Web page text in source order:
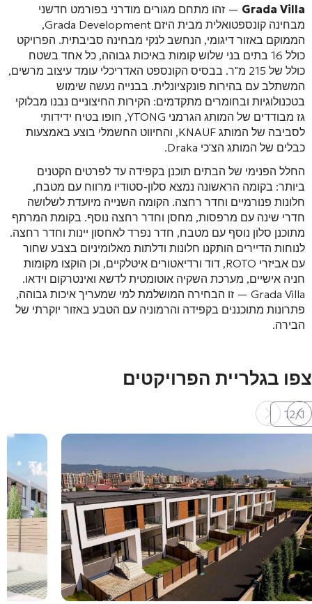
Grada Villa — זהו מתחם מגורים מודרני בפורמט חדשני
מבחינה קונספטואלית מבית היזם Grada Development,
הממוקם באזור דיגומי, הנחשב לנקי מבחינה סביבתית. הפרויקט
כולל 16 בתים בני שלוש קומות באיכות גבוהה, כל אחד בשטח
כולל של 215 מ"ר
. בבסיס הקונספט האדריכלי עומד עיצוב מרשים,
המשתלב עם בהירות פונקציונלית. בבנייה נעשה שימוש
בטכנולוגיות ובחומרים מתקדמים: הקירות החיצוניים נבנו מבלוקי
גז מבודדים של המותג הגרמני YTONG, חופו בטיח ידידותי
לסביבה של המותג KNAUF, והחיווט החשמלי בוצע באמצעות
כבלים של המותג הצ'כי Draka
.
החלל הפנימי של הבתים תוכנן בקפידה עד לפרטים הקטנים
ביותר: בקומה הראשונה נמצא סלון-סטודיו מרווח עם מטבח,
חלונות פנורמיים וחדר רחצה. הקומה השנייה מיועדת לשלושה
חדרי שינה עם מרפסות, מחסן וחדר רחצה נוסף. בקומת המרתף
מתוכנן סלון נוסף עם מטבח, חדר נפרד לאחסון יינות וחדר רחצה.
לנוחות הדיירים הותקנו חלונות ודלתות מאלומיניום בצבע שחור
עם אביזרי ROTO, דוד ורדיאטורים איטלקיים, וכן הוקצו מקומות
חניה אישיים, מערכת השקיה אוטומטית לדשא ואינטרקום וידאו.
Grada Villa — זו הבחירה המושלמת למי שמעריך איכות גבוהה,
פתרונות מתוכננים בקפידה והרמוניה עם הטבע באזור יוקרתי של
הבירה.
צפו בגלריית הפרויקטים
1
/
12